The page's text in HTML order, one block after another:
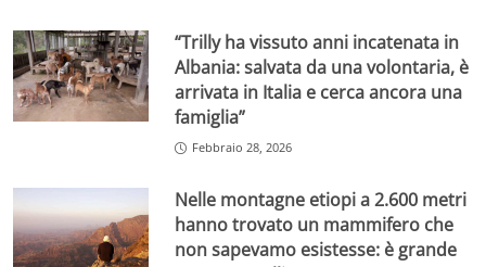
“Trilly ha vissuto anni incatenata in
Albania: salvata da una volontaria, è
arrivata in Italia e cerca ancora una
famiglia”
Febbraio 28, 2026
Nelle montagne etiopi a 2.600 metri
hanno trovato un mammifero che
non sapevamo esistesse: è grande